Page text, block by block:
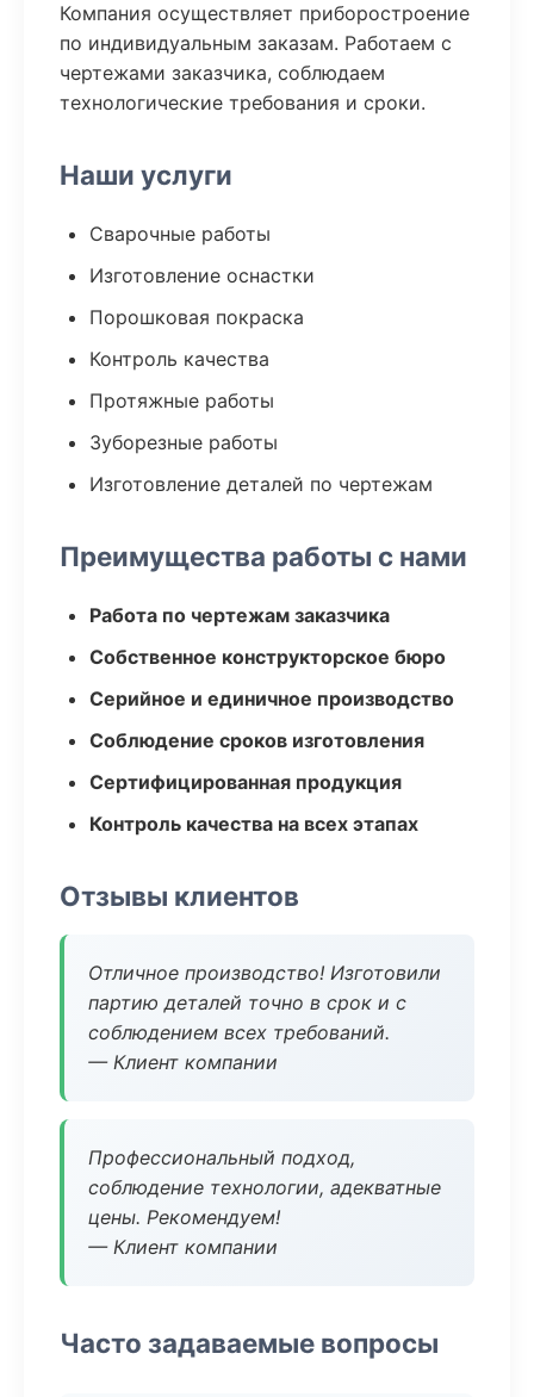
Компания осуществляет приборостроение
по индивидуальным заказам. Работаем с
чертежами заказчика, соблюдаем
технологические требования и сроки.
Наши услуги
Сварочные работы
Изготовление оснастки
Порошковая покраска
Контроль качества
Протяжные работы
Зуборезные работы
Изготовление деталей по чертежам
Преимущества работы с нами
Работа по чертежам заказчика
Собственное конструкторское бюро
Серийное и единичное производство
Соблюдение сроков изготовления
Сертифицированная продукция
Контроль качества на всех этапах
Отзывы клиентов
Отличное производство! Изготовили
партию деталей точно в срок и с
соблюдением всех требований.
— Клиент компании
Профессиональный подход,
соблюдение технологии, адекватные
цены. Рекомендуем!
— Клиент компании
Часто задаваемые вопросы